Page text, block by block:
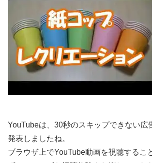
YouTubeは、30秒のスキップできない広
発表しましたね。
ブラウザ上でYouTube動画を視聴するこ